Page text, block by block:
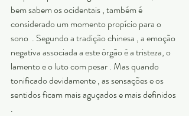
bem sabem os ocidentais , também é
considerado um momento propício para o
sono  . Segundo a tradição chinesa , a emoção
negativa associada a este órgão é a tristeza, o
lamento e o luto com pesar . Mas quando
tonificado devidamente , as sensações e os
sentidos ficam mais aguçados e mais definidos
.